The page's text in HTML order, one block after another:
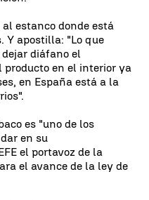
estanco donde está
Y apostilla: "Lo que
diáfano el
producto en el interior ya
en España está a la
es "uno de los
en su
el portavoz de la
el avance de la ley de